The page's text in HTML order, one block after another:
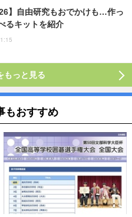
】自由研究もおでかけも…作っ
るキットを紹介
もっと見る
もおすすめ